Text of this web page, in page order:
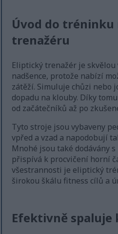
Úvod do
trenažéru
Eliptický trenažér je
nadšence, protože nabízí
zátěží. Simuluje chůzi nebo
dopadu na klouby. Díky
od začátečníků až po
Tyto stroje jsou vybaveny
vpřed a vzad a napodobují
Mnohé jsou také dodávány
přispívá k procvičení horní
všestrannosti je eliptický
širokou škálu fitness cílů a
Efektivně spaluje